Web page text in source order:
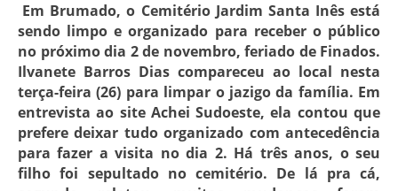
Em Brumado, o Cemitério Jardim Santa Inês está
sendo limpo e organizado para receber o público
no próximo dia 2 de novembro, feriado de Finados.
Ilvanete Barros Dias compareceu ao local nesta
terça-feira (26) para limpar o jazigo da família. Em
entrevista ao site Achei Sudoeste, ela contou que
prefere deixar tudo organizado com antecedência
para fazer a visita no dia 2. Há três anos, o seu
filho foi sepultado no cemitério. De lá pra cá,